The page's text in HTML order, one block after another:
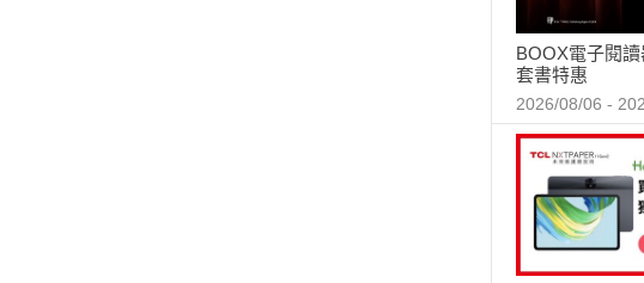
BOOX電子閱
套書特惠
2026/08/06 -